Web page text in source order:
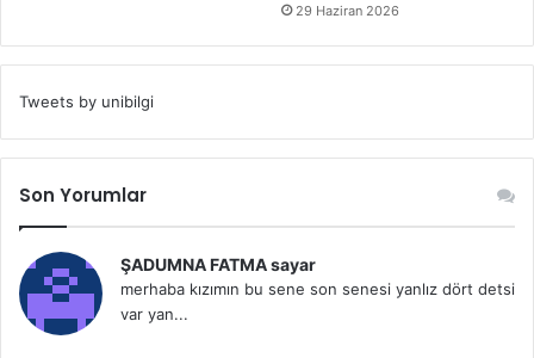
29 Haziran 2026
Tweets by unibilgi
Son Yorumlar
ŞADUMNA FATMA sayar
merhaba kızımın bu sene son senesi yanlız dört detsi
var yan...